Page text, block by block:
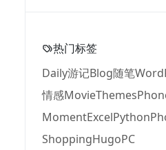
热门标签
Daily游记Blog随笔
情感MovieThemes
MomentExcelPython
ShoppingHugoPC